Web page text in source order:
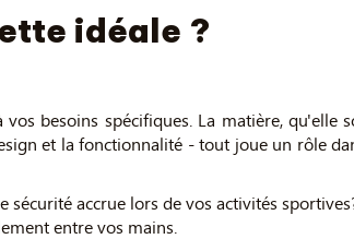
idéale ?
besoins spécifiques. La matière, qu'elle
et la fonctionnalité - tout joue un rôle
accrue lors de vos activités
entre vos mains.